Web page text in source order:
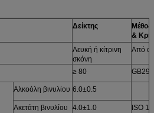
Δείκτης
&
Λευκή ή κίτρινη
σκόνη
Από
≥ 80
Αλκοόλη βινυλίου 6.0±0.5
Ακετάτη βινυλίου 4.0±1.0 ISO